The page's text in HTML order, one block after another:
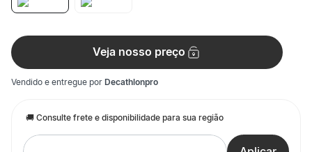
Veja nosso preço
Vendido e entregue por Decathlonpro